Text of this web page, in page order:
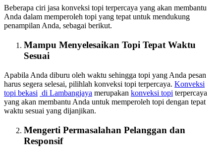
Beberapa ciri jasa konveksi topi terpercaya yang akan membantu
Anda dalam memperoleh topi yang tepat untuk mendukung
penampilan Anda, sebagai berikut.
Mampu Menyelesaikan Topi Tepat Waktu
Sesuai
Apabila Anda diburu oleh waktu sehingga topi yang Anda pesan
harus segera selesai, pilihlah konveksi topi terpercaya. Konveksi
topi bekasi di Lambangjaya merupakan konveksi topi terpercaya
yang akan membantu Anda untuk memperoleh topi dengan tepat
waktu sesuai yang dijanjikan.
Mengerti Permasalahan Pelanggan dan
Responsif